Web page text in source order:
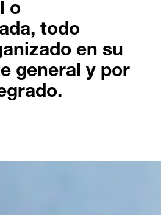
o
todo
en su
general y por